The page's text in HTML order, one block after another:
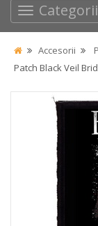
Categorii
Accesorii
Patch Black Veil